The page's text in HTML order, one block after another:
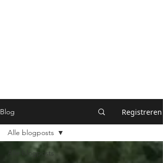
Blog Registreren
Alle blogposts
Alle blogposts